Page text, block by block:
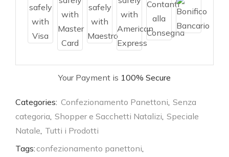
Your Payment is 100% Secure
Categories: Confezionamento Panettoni, Senza
categoria, Shopper e Sacchetti Natalizi, Speciale
Natale, Tutti i Prodotti
Tags:confezionamento panettoni,